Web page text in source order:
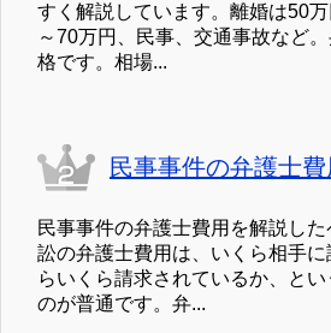
すく解説しています。離婚は50
～70万円、民事、交通事故など
格です。相場...
民事事件の弁護士
民事事件の弁護士費用を解説し
訟の弁護士費用は、いくら相手
らいくら請求されているか、と
のが普通です。弁...